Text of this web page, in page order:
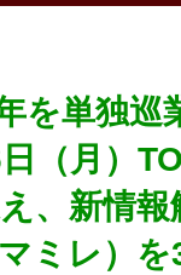
を単独巡
（月）
、新情報
ミレ）